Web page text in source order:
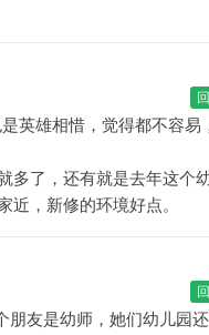
英雄相惜，觉得都不容易
多了，还有就是去年这个
，新修的环境好点。
朋友是幼师，她们幼儿园